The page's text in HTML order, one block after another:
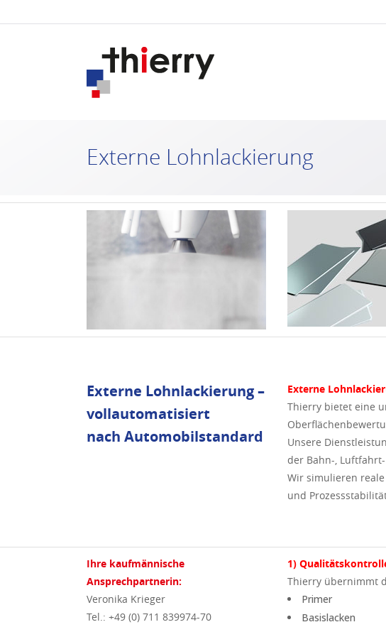
Externe Lohnlackierung
Externe Lohnlackierung –
vollautomatisiert
nach Automobilstandard
Externe
Thierry bietet eine
Unsere
der Bahn-,
Wir simulieren
und
Ihre kaufmännische
Ansprechpartnerin:
Veronika Krieger
Tel.: +49 (0) 711 839974-70
1)
Thierry übernimmt
Primer
Basislacken